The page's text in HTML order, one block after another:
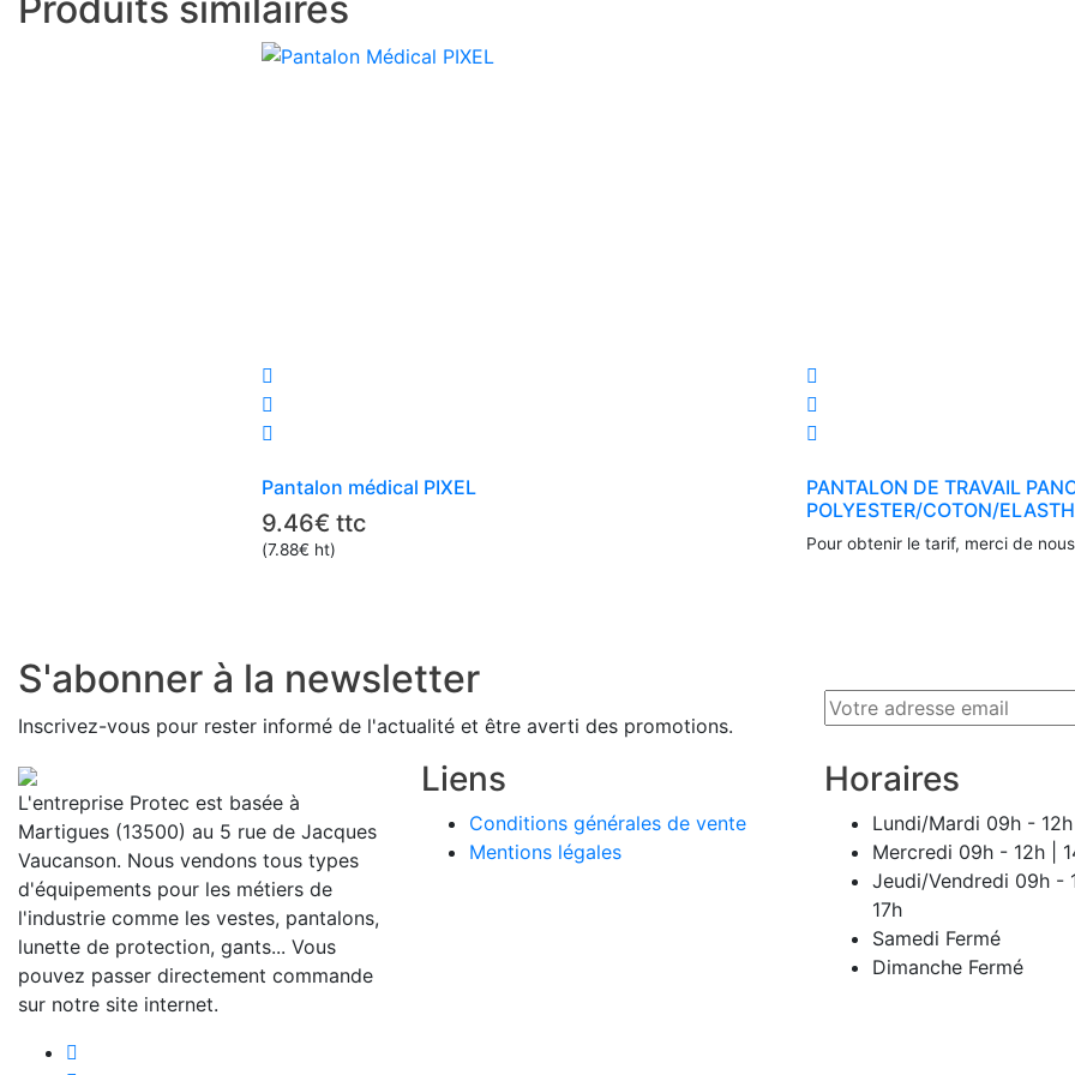
Ce
produit
a
variations.
Les
options
la
page
Pantalon médical PIXEL
9.46€ ttc
(7.88€ ht)
PANTALON DE TRAVAIL
POLYESTER/COTON/
Pour obtenir le tarif, merci de
S'abonner à la newsletter
Inscrivez-vous pour rester informé de l'actualité et être averti des promotions.
L'entreprise Protec est basée à
Martigues (13500) au 5 rue de Jacques
Vaucanson. Nous vendons tous types
d'équipements pour les métiers de
l'industrie comme les vestes, pantalons,
lunette de protection, gants... Vous
pouvez passer directement commande
sur notre site internet.
Liens
Conditions générales de vente
Mentions légales
Horaires
Lundi/Mardi 09h -
Mercredi 09h - 12h |
Jeudi/Vendredi 09h -
17h
Samedi Fermé
Dimanche Fermé